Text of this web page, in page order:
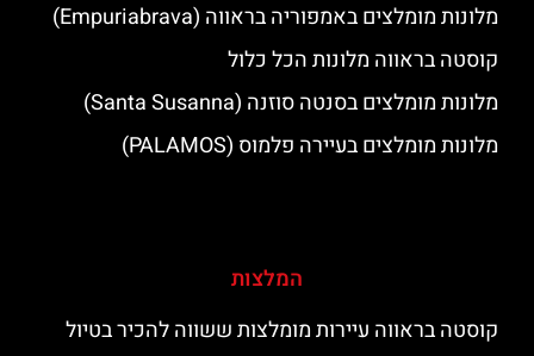
מלונות מומלצים באמפוריה בראווה (Empuriabrava)
קוסטה בראווה מלונות הכל כלול
מלונות מומלצים בסנטה סוזנה (Santa Susanna)
מלונות מומלצים בעיירה פלמוס (PALAMOS)
המלצות
קוסטה בראווה עיירות מומלצות ששווה להכיר בטיול